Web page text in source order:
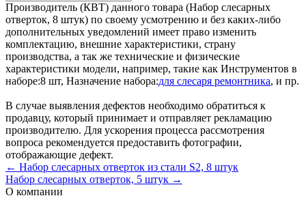
Производитель (КВТ) данного товара (Набор слесарных
отверток, 8 штук) по своему усмотрению и без каких-либо
дополнительных уведомлений имеет право изменить
комплектацию, внешние характеристики, страну
производства, а так же технические и физические
характеристики модели, например, такие как Инструментов в
наборе:8 шт, Назначение набора:для слесаря ремонтника, и пр.
В случае выявления дефектов необходимо обратиться к
продавцу, который принимает и отправляет рекламацию
производителю. Для ускорения процесса рассмотрения
вопроса рекомендуется предоставить фотографии,
отображающие дефект.
← Набор слесарных отверток из стали S2, 8 штук
Набор слесарных отверток, 5 штук →
О компании